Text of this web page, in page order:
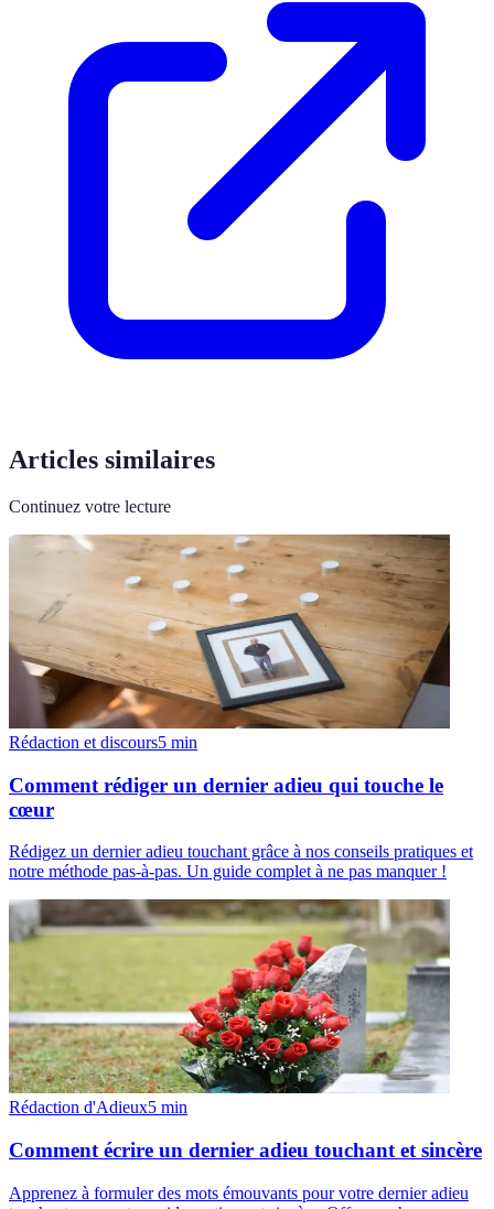
Articles similaires
Continuez votre lecture
Rédaction et discours5 min
Comment rédiger un dernier adieu qui touche le
cœur
Rédigez un dernier adieu touchant grâce à nos conseils pratiques et
notre méthode pas-à-pas. Un guide complet à ne pas manquer !
Rédaction d'Adieux5 min
Comment écrire un dernier adieu touchant et sincère
Apprenez à formuler des mots émouvants pour votre dernier adieu